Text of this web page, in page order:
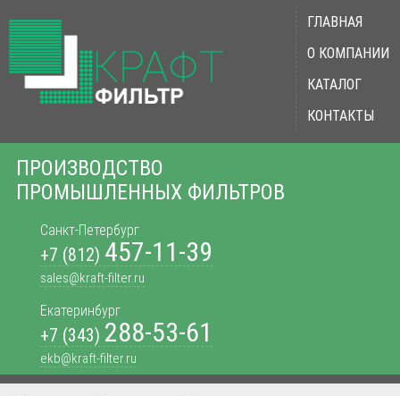
ПРОИЗВОДСТВО
ПРОМЫШЛЕННЫХ ФИЛЬТРОВ
Санкт-Петербург
+7 (812) 457-11-39
sales@kraft-filter.ru
Екатеринбург
+7 (343) 288-53-61
ekb@kraft-filter.ru
ГЛАВНАЯ
О КОМПАНИИ
КАТАЛОГ
КОНТАКТЫ